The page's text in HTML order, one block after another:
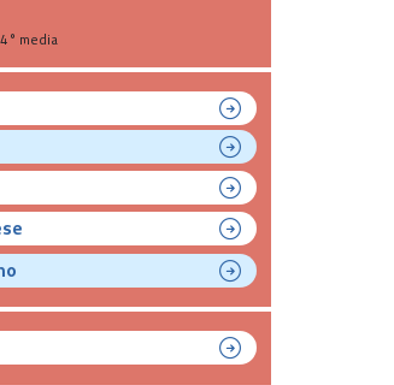
media